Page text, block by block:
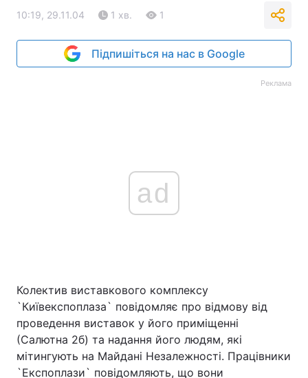
10:19, 29.11.04 1 хв. 1
Підпишіться на нас в Google
Реклама
ad
Колектив виставкового комплексу
`Київекспоплаза` повідомляє про відмову від
проведення виставок у його приміщенні
(Салютна 2б) та надання його людям, які
мітингують на Майдані Незалежності. Працівники
`Експоплази` повідомляють, що вони